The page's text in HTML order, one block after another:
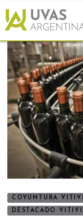
COYUNTURA
DESTACADO